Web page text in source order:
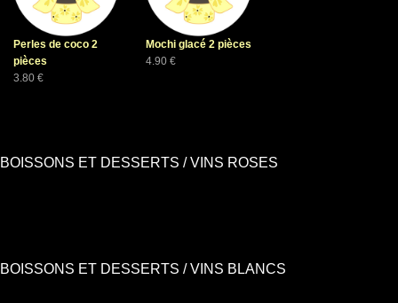
Perles de coco 2
pièces
3.80 €
Mochi glacé 2 pièces
4.90 €
BOISSONS ET DESSERTS / VINS ROSES
BOISSONS ET DESSERTS / VINS BLANCS